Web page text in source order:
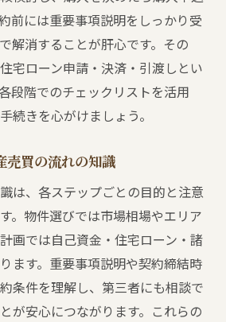
前には重要事項説明をしっかり受
解消することが肝心です。その
宅ローン申請・決済・引渡しとい
段階でのチェックリストを活用
続きを心がけましょう。
売買の流れの知識
は、各ステップごとの目的と注意
。物件選びでは市場相場やエリア
画では自己資金・住宅ローン・諸
ます。重要事項説明や契約締結時
条件を理解し、第三者にも相談で
が安心につながります。これらの